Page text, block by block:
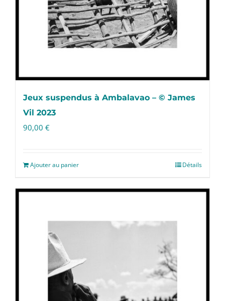
Jeux suspendus à Ambalavao – © James
Vil 2023
90,00 €
Ajouter au panier Détails